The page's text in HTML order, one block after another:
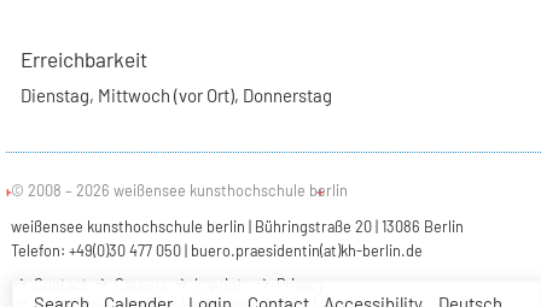
Erreichbarkeit
Dienstag, Mittwoch (vor Ort), Donnerstag
© 2008 – 2026 weißensee kunsthochschule berlin
weißensee kunsthochschule berlin | Bühringstraße 20 | 13086 Berlin
Telefon: +49(0)30 477 050 | buero.praesidentin(at)kh-berlin.de
Contact
Careers Imprint
Privacy